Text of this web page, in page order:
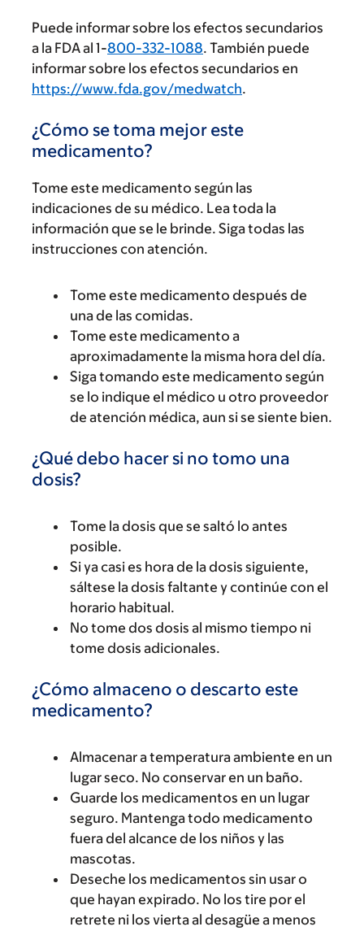
Puede informar sobre los efectos secundarios
a la FDA al 1-800-332-1088. También puede
informar sobre los efectos secundarios en
https://www.fda.gov/medwatch.
¿Cómo se toma mejor este
medicamento?
Tome este medicamento según las
indicaciones de su médico. Lea toda la
información que se le brinde. Siga todas las
instrucciones con atención.
Tome este medicamento después de
una de las comidas.
Tome este medicamento a
aproximadamente la misma hora del día.
Siga tomando este medicamento según
se lo indique el médico u otro proveedor
de atención médica, aun si se siente bien.
¿Qué debo hacer si no tomo una
dosis?
Tome la dosis que se saltó lo antes
posible.
Si ya casi es hora de la dosis siguiente,
sáltese la dosis faltante y continúe con el
horario habitual.
No tome dos dosis al mismo tiempo ni
tome dosis adicionales.
¿Cómo almaceno o descarto este
medicamento?
Almacenar a temperatura ambiente en un
lugar seco. No conservar en un baño.
Guarde los medicamentos en un lugar
seguro. Mantenga todo medicamento
fuera del alcance de los niños y las
mascotas.
Deseche los medicamentos sin usar o
que hayan expirado. No los tire por el
retrete ni los vierta al desagüe a menos